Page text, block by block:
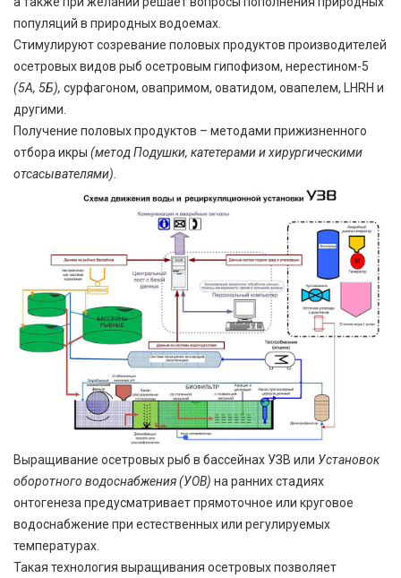
популяций в природных водоемах.
Стимулируют созревание половых продуктов производителей
осетровых видов рыб осетровым гипофизом, нерестином-5
(5А, 5Б), сурфагоном, овапримом, оватидом, овапелем, LHRH и
другими.
Получение половых продуктов – методами прижизненного
отбора икры (метод Подушки, катетерами и хирургическими
отсасывателями).
Выращивание осетровых рыб в бассейнах УЗВ или Установок
оборотного водоснабжения (УОВ) на ранних стадиях
онтогенеза предусматривает прямоточное или круговое
водоснабжение при естественных или регулируемых
температурах.
Такая технология выращивания осетровых позволяет